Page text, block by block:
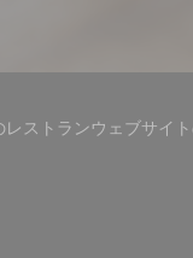
ストランウェブサイ